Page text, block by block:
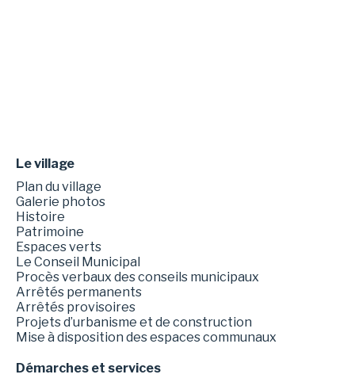
Le village
Plan du village
Galerie photos
Histoire
Patrimoine
Espaces verts
Le Conseil Municipal
Procès verbaux des conseils municipaux
Arrêtés permanents
Arrêtés provisoires
Projets d’urbanisme et de construction
Mise à disposition des espaces communaux
Démarches et services